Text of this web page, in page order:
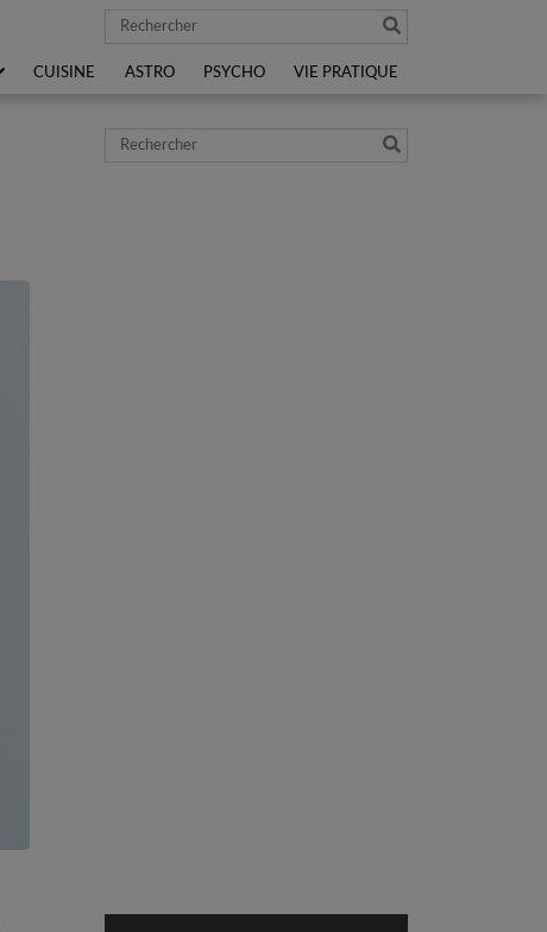
Rechercher
CUISINE ASTRO PSYCHO VIE PRATIQUE
Rechercher